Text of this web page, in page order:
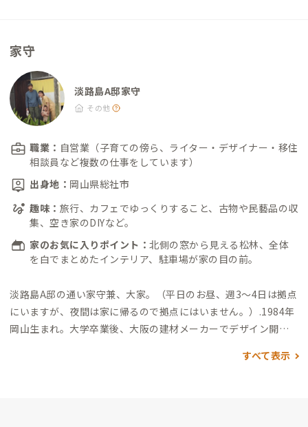
家守
淡路島A邸家守
その他
職業： 自営業（子育ての傍ら、ライター・デザイナー・移住
相談員など複数の仕事をしています）
出身地： 岡山県総社市
趣味： 旅行、カフェでゆっくりすること、古物や民藝品の収
集、空き家のDIYなど。
家のお気に入りポイント： 北側の窓から見える松林、全体
を白でまとめたインテリア、駐車場が家の目の前。
淡路島A邸の通い家守兼、大家。
（平日のお昼、週3〜4日は拠点
にいますが、夜間は家に帰るので拠点にはいません。） .1984年
岡山生まれ。大学卒業後、大阪の建材メーカーでデザイン開発
を学ぶため単身カナダへ。帰国後、開業に向けての準備をする
すべて表示